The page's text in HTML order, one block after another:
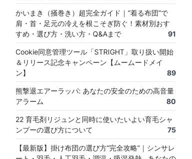
かいまき（掻巻き）超完全ガイド｜“着る布団”で
肩・首・足元の冷えを根こそぎ防ぐ！素材別おす
すめ・選び方・洗い方・Q&Aまで
91
Cookie同意管理ツール「STRIGHT」取り扱い開始
＆リリース記念キャンペーン【ムームードメイ
ン】
89
熊撃退エアーラッパ: あなたの安全のための高音量
アラーム
80
22 育毛剤リジュンと同時に使いたいよい育毛シャ
ンプーの選び方について
75
【最新版】掛け布団の選び方“完全攻略”｜シンサレ